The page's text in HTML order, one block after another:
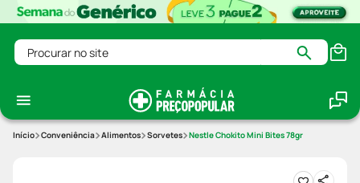
Procurar no site
Conveniência Alimentos Sorvetes Nestle Chokito Mini Bites 78gr